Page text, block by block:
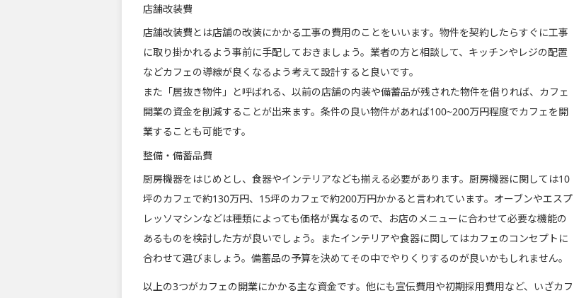
店舗改装費
店舗改装費とは店舗の改装にかかる工事の費用のことをいいます。物件を契約したらすぐに工事
に取り掛かれるよう事前に手配しておきましょう。業者の方と相談して、キッチンやレジの配置
などカフェの導線が良くなるよう考えて設計すると良いです。
また「居抜き物件」と呼ばれる、以前の店舗の内装や備蓄品が残された物件を借りれば、カフェ
開業の資金を削減することが出来ます。条件の良い物件があれば100~200万円程度でカフェを開
業することも可能です。
整備・備蓄品費
厨房機器をはじめとし、食器やインテリアなども揃える必要があります。厨房機器に関しては10
坪のカフェで約130万円、15坪のカフェで約200万円かかると言われています。オーブンやエスプ
レッソマシンなどは種類によっても価格が異なるので、お店のメニューに合わせて必要な機能の
あるものを検討した方が良いでしょう。またインテリアや食器に関してはカフェのコンセプトに
合わせて選びましょう。備蓄品の予算を決めてその中でやりくりするのが良いかもしれません。
以上の3つがカフェの開業にかかる主な資金です。他にも宣伝費用や初期採用費用など、いざカフ